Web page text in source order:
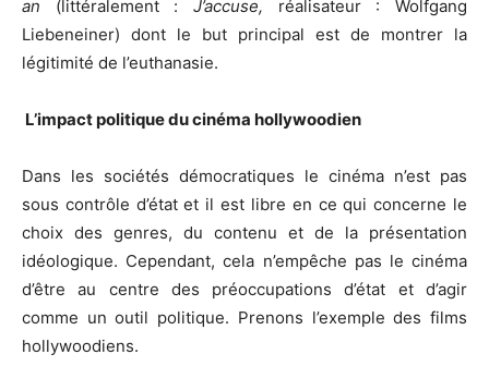
an (littéralement : J’accuse, réalisateur : Wolfgang
Liebeneiner) dont le but principal est de montrer la
légitimité de l’euthanasie.
L’impact politique du cinéma hollywoodien
Dans les sociétés démocratiques le cinéma n’est pas
sous contrôle d’état et il est libre en ce qui concerne le
choix des genres, du contenu et de la présentation
idéologique. Cependant, cela n’empêche pas le cinéma
d’être au centre des préoccupations d’état et d’agir
comme un outil politique. Prenons l’exemple des films
hollywoodiens.